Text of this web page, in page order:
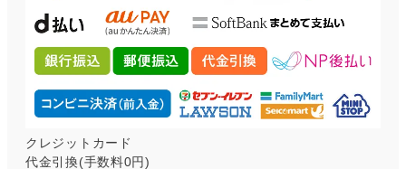
クレジットカード
代金引換(手数料0円)